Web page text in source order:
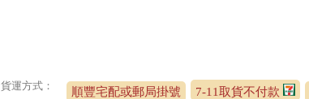
貨運方式： 順豐宅配或郵局掛號 7-11取貨不付款